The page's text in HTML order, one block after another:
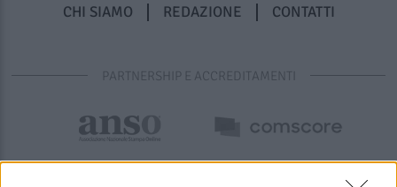
CHI SIAMO REDAZIONE CONTATTI
PARTNERSHIP E ACCREDITAMENTI